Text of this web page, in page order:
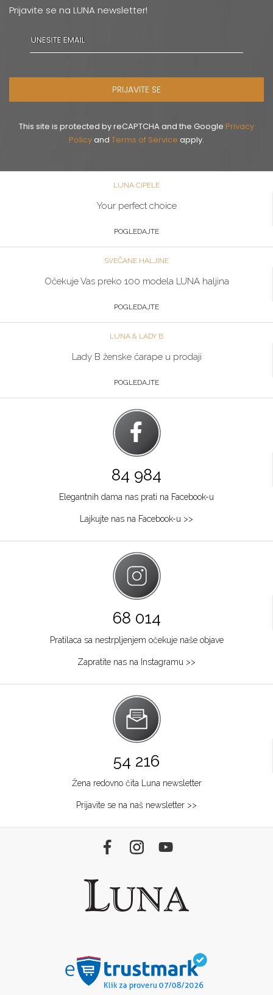
Prijavite se na LUNA newsletter!
PRIJAVITE SE
This site is protected by reCAPTCHA and the Google Privacy
Policyand Terms of Service apply.
LUNA CIPELE
Your perfect choice
POGLEDAJTE
SVEČANE HALJINE
Očekuje Vas preko 100 modela LUNA haljina
POGLEDAJTE
LUNA & LADY B
Lady B ženske čarape u prodaji
POGLEDAJTE
84 984
Elegantnih dama nas prati na Facebook-u
Lajkujte nas na Facebook-u >>
68 014
Pratilaca sa nestrpljenjem očekuje naše objave
Zapratite nas na Instagramu >>
54 216
Žena redovno čita Luna newsletter
Prijavite se na naš newsletter >>